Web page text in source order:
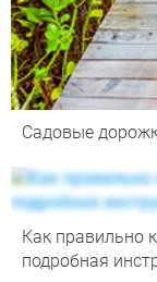
Садовые
Как правильно
подробная